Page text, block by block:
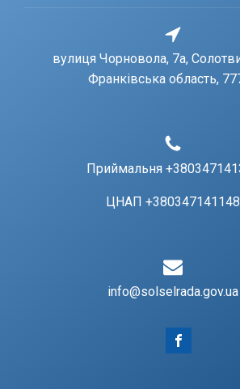
вулиця Чорновола, 7a,
Франківська область,
Приймальня
ЦНАП +380347141148
info@solselrada.gov.ua